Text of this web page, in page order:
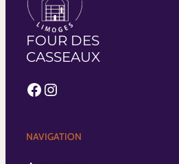
FOUR DES
CASSEAUX
Facebook
Instagram
NAVIGATION